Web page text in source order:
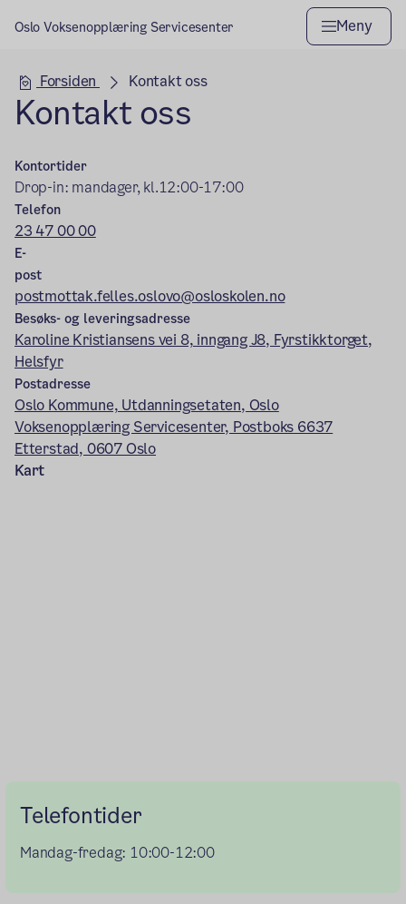
Oslo Voksenopplæring Servicesenter Meny
Hovedseksjon
Forsiden Kontakt oss
Kontakt oss
Kontortider
Drop-in: mandager, kl.12:00-17:00
Telefon
23 47 00 00
E-
post
postmottak.felles.oslovo@osloskolen.no
Besøks- og leveringsadresse
Karoline Kristiansens vei 8, inngang J8, Fyrstikktorget,
Helsfyr
Postadresse
Oslo Kommune, Utdanningsetaten, Oslo
Voksenopplæring Servicesenter, Postboks 6637
Etterstad, 0607 Oslo
Kart
Telefontider
Mandag-fredag: 10:00-12:00